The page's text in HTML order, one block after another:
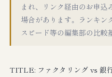
まれ、リンク経由のお申込
場合があります。ランキン
スピード等の編集部の比較
TITLE: ファクタリング vs 銀